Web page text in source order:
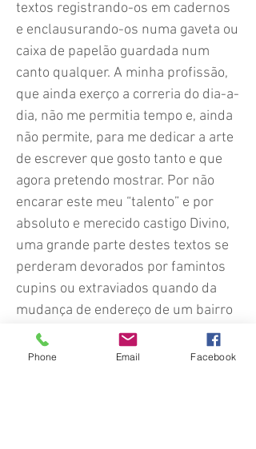
textos registrando-os em cadernos
e enclausurando-os numa gaveta ou
caixa de papelão guardada num
canto qualquer. A minha profissão,
que ainda exerço a correria do dia-a-
dia, não me permitia tempo e, ainda
não permite, para me dedicar a arte
de escrever que gosto tanto e que
agora pretendo mostrar. Por não
encarar este meu “talento” e por
absoluto e merecido castigo Divino,
uma grande parte destes textos se
perderam devorados por famintos
cupins ou extraviados quando da
mudança de endereço de um bairro
para outro aqui em minha cidade.
Mas agora pretendo compensar o
Phone Email Facebook